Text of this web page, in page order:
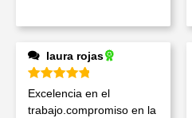
laura rojas
Valorado en 5de 5
Excelencia en el
trabajo.compromiso en la